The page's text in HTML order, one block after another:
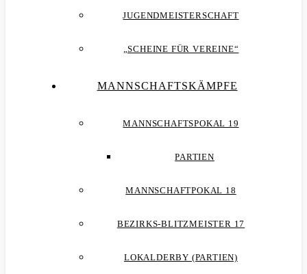
JUGENDMEISTERSCHAFT
„SCHEINE FÜR VEREINE“
MANNSCHAFTSKÄMPFE
MANNSCHAFTSPOKAL 19
PARTIEN
MANNSCHAFTPOKAL 18
BEZIRKS-BLITZMEISTER 17
LOKALDERBY (PARTIEN)